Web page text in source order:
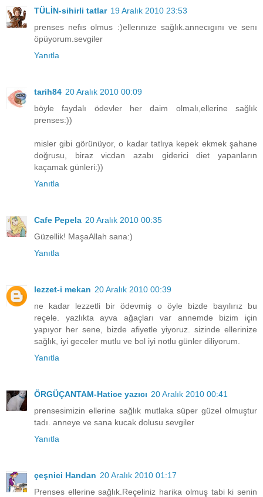
TÜLİN-sihirli tatlar 19 Aralık 2010 23:53
prenses nefıs olmus :)ellerınıze sağlık.annecıgını ve senı
öpüyorum.sevgiler
Yanıtla
tarih84 20 Aralık 2010 00:09
böyle faydalı ödevler her daim olmalı,ellerine sağlık
prenses:))
misler gibi görünüyor, o kadar tatlıya kepek ekmek şahane
doğrusu, biraz vicdan azabı giderici diet yapanların
kaçamak günleri:))
Yanıtla
Cafe Pepela 20 Aralık 2010 00:35
Güzellik! MaşaAllah sana:)
Yanıtla
lezzet-i mekan 20 Aralık 2010 00:39
ne kadar lezzetli bir ödevmiş o öyle bizde bayılırız bu
reçele. yazlıkta ayva ağaçları var annemde bizim için
yapıyor her sene, bizde afiyetle yiyoruz. sizinde ellerinize
sağlık, iyi geceler mutlu ve bol iyi notlu günler diliyorum.
Yanıtla
ÖRGÜÇANTAM-Hatice yazıcı 20 Aralık 2010 00:41
prensesimizin ellerine sağlık mutlaka süper güzel olmuştur
tadı. anneye ve sana kucak dolusu sevgiler
Yanıtla
çeşnici Handan 20 Aralık 2010 01:17
Prenses ellerine sağlık.Reçeliniz harika olmuş tabi ki senin